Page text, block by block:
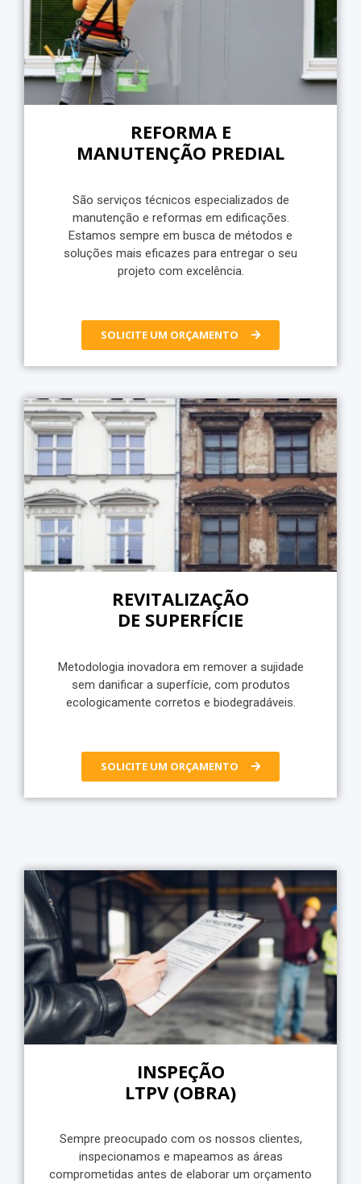
REFORMA E
MANUTENÇÃO PREDIAL
São serviços técnicos especializados de
manutenção e reformas em edificações.
Estamos sempre em busca de métodos e
soluções mais eficazes para entregar o seu
projeto com excelência.
SOLICITE UM ORÇAMENTO
REVITALIZAÇÃO
DE SUPERFÍCIE
Metodologia inovadora em remover a sujidade
sem danificar a superfície, com produtos
ecologicamente corretos e biodegradáveis.
SOLICITE UM ORÇAMENTO
INSPEÇÃO
LTPV (OBRA)
Sempre preocupado com os nossos clientes,
inspecionamos e mapeamos as áreas
comprometidas antes de elaborar um orçamento